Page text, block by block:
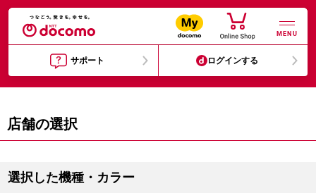
MENU
サポート ログインする
店舗の選択
選択した機種・カラー